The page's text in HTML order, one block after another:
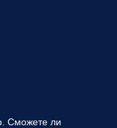
Сможете ли